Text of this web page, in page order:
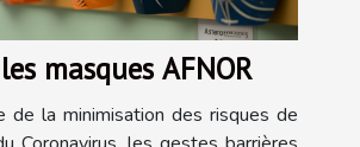
masques AFNOR
de la minimisation des risques de